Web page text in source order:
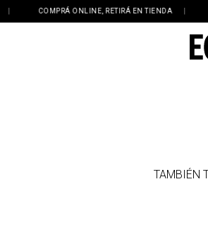
COMPRÁ ONLINE, RETIRÁ EN TIENDA |
TAMBIÉN